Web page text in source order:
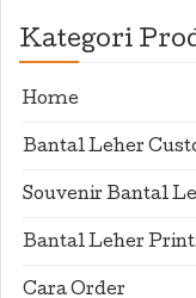
Kategori
Home
Bantal Leher
Souvenir Bantal
Bantal Leher
Cara Order